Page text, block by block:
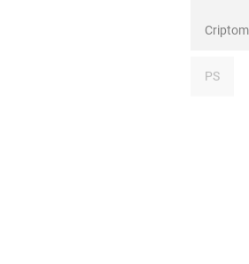
PS